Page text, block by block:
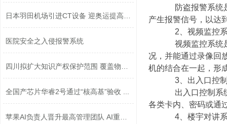
医院安全之入侵报警系统
全国产芯片华睿2号通过“核高基”验收 ...
防盗报警系统是
产生报警信号，以达
2、视频监控
视频监控系统是
况，并能通过录像回
机的结合在一起，形
3、出入口控制
出入口控制系统
各类卡内、密码或通
4、楼宇对讲